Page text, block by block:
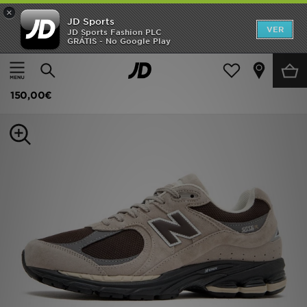
×
JD Sports
JD Sports Fashion PLC
GRÁTIS - No Google Play
VER
Página principal
Homem Calçado de Homem Sapatilhas
New Balance 2002R
150,00€
INÍCIO
Promoções
MULHER
DESPORTO
FUTEBOL JD